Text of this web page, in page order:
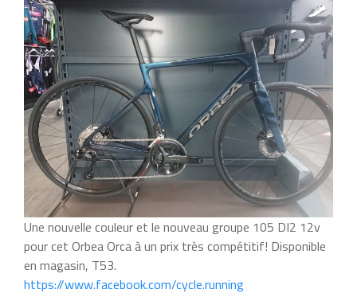
Une nouvelle couleur et le nouveau groupe 105 DI2 12v
pour cet Orbea Orca à un prix très compétitif! Disponible
en magasin, T53.
https://www.facebook.com/cycle.running